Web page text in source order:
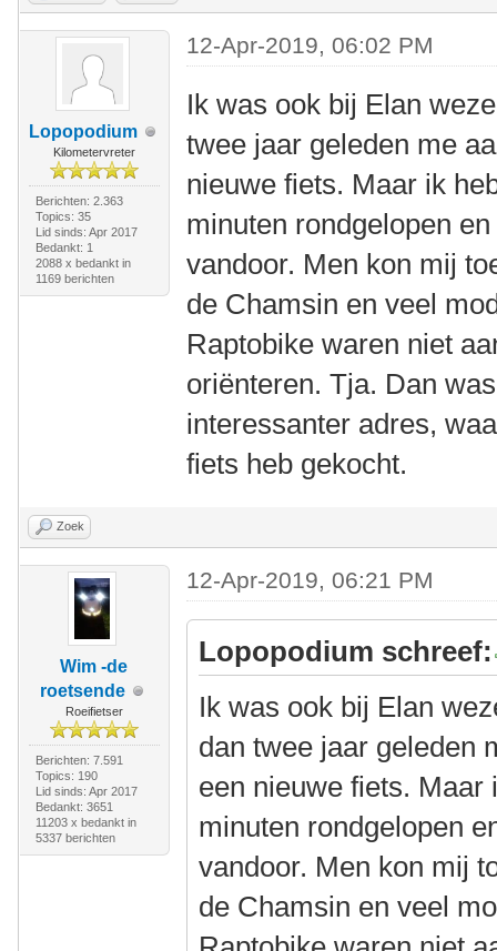
Lopopodium
Kilometervreter
Berichten: 2.363
Topics: 35
Lid sinds: Apr 2017
Bedankt: 1
2088 x bedankt in
1169 berichten
12-Apr-2019, 06:02 PM
Ik was ook bij Elan
twee jaar geleden me
nieuwe fiets. Maar ik
minuten rondgelopen
vandoor. Men kon mij
de Chamsin en veel
Raptobike waren niet
oriënteren. Tja. Dan
interessanter adres,
fiets heb gekocht.
Zoek
Wim -de
roetsende
Roeifietser
Berichten: 7.591
Topics: 190
Lid sinds: Apr 2017
Bedankt: 3651
11203 x bedankt in
5337 berichten
12-Apr-2019, 06:21 PM
Lopopodium schreef:
Ik was ook bij Elan
dan twee jaar geleden
een nieuwe fiets. Maar
minuten rondgelopen
vandoor. Men kon mij
de Chamsin en veel